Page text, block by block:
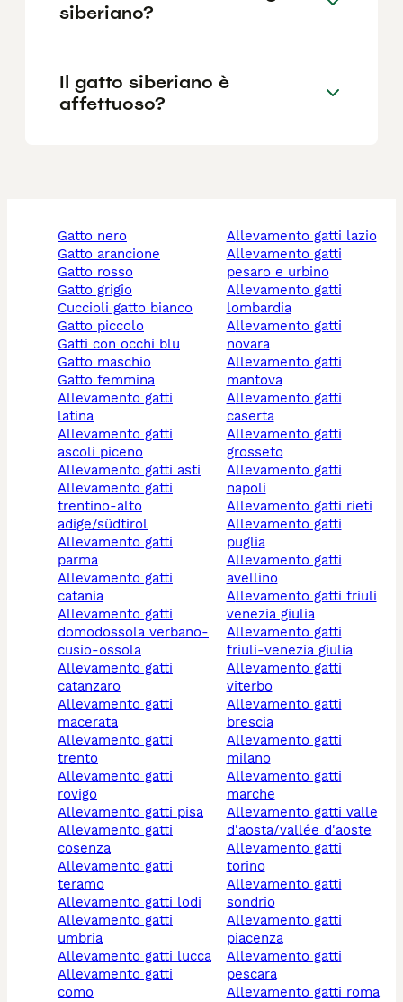
siberiano?
Il gatto siberiano è
affettuoso?
gatto nero
gatto arancione
gatto rosso
gatto grigio
cuccioli gatto bianco
gatto piccolo
gatti con occhi blu
gatto maschio
gatto femmina
allevamento gatti
latina
allevamento gatti
ascoli piceno
allevamento gatti asti
allevamento gatti
trentino-alto
adige/südtirol
allevamento gatti
parma
allevamento gatti
catania
allevamento gatti
domodossola verbano-
cusio-ossola
allevamento gatti
catanzaro
allevamento gatti
macerata
allevamento gatti
trento
allevamento gatti
rovigo
allevamento gatti pisa
allevamento gatti
cosenza
allevamento gatti
teramo
allevamento gatti lodi
allevamento gatti
umbria
allevamento gatti lucca
allevamento gatti
como
allevamento gatti lazio
allevamento gatti
pesaro e urbino
allevamento gatti
lombardia
allevamento gatti
novara
allevamento gatti
mantova
allevamento gatti
caserta
allevamento gatti
grosseto
allevamento gatti
napoli
allevamento gatti rieti
allevamento gatti
puglia
allevamento gatti
avellino
allevamento gatti friuli
venezia giulia
allevamento gatti
friuli-venezia giulia
allevamento gatti
viterbo
allevamento gatti
brescia
allevamento gatti
milano
allevamento gatti
marche
allevamento gatti valle
d'aosta/vallée d'aoste
allevamento gatti
torino
allevamento gatti
sondrio
allevamento gatti
piacenza
allevamento gatti
pescara
allevamento gatti roma